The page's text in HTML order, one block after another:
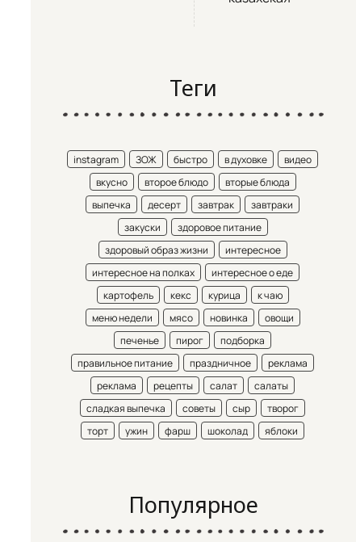
Теги
instagram ЗОЖ быстро в духовке
видео
вкусно
второе блюдо
вторые блюда
выпечка
десерт завтрак
завтраки
закуски
здоровое питание
здоровый образ жизни
интересное
интересное на полках
интересное о еде
картофель
кекс курица
к чаю
меню недели
мясо новинка
овощи
печенье
пирог
подборка
правильное питание
праздничное
реклама
реклама
рецепты салат
салаты
сладкая выпечка
советы сыр
творог
торт
ужин фарш шоколад яблоки
Популярное